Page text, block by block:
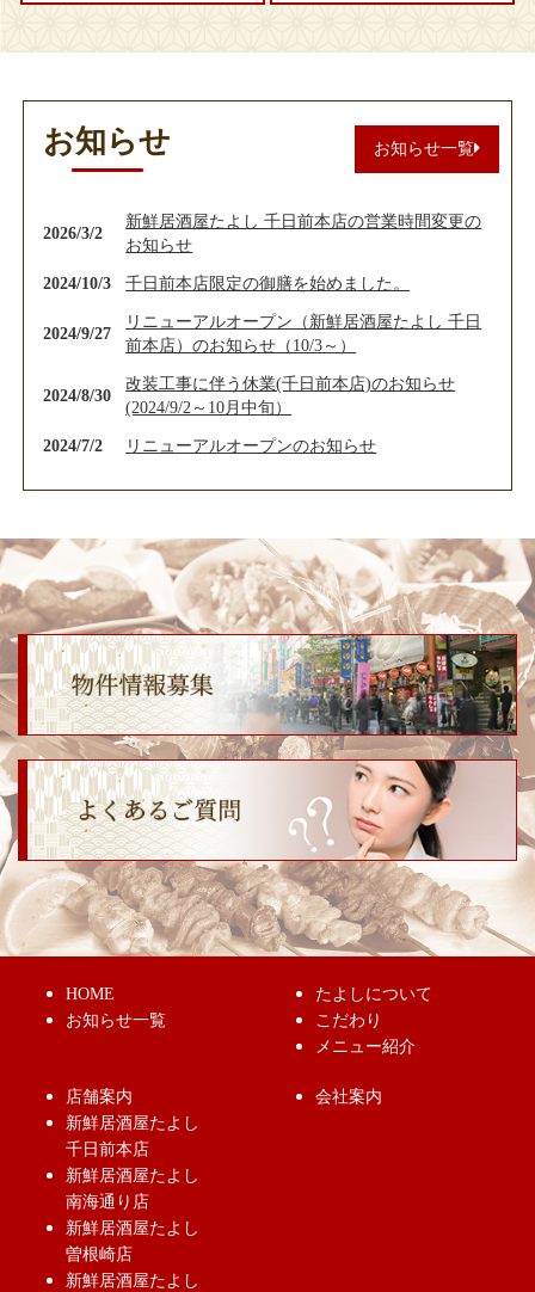
お知らせ お知らせ一覧
2026/3/2
新鮮居酒屋たよし 千日前本店の営業時間変更の
お知らせ
2024/10/3 千日前本店限定の御膳を始めました。
2024/9/27
リニューアルオープン（新鮮居酒屋たよし 千日
前本店）のお知らせ（10/3～）
2024/8/30
改装工事に伴う休業(千日前本店)のお知らせ
(2024/9/2～10月中旬）
2024/7/2 リニューアルオープンのお知らせ
HOME
お知らせ一覧
たよしについて
こだわり
メニュー紹介
店舗案内
新鮮居酒屋たよし
千日前本店
新鮮居酒屋たよし
南海通り店
新鮮居酒屋たよし
曽根崎店
新鮮居酒屋たよし
会社案内